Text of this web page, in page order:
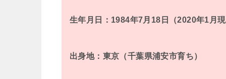
生年月日：1984年7月18日（2020年1月現
出身地：東京（千葉県浦安市育ち）